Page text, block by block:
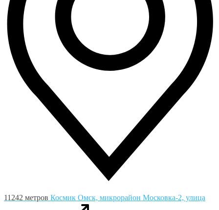
11242 метров Космик Омск, микрорайон Московка-2, улица